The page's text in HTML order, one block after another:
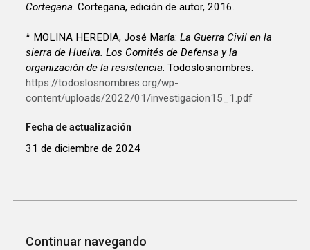
Cortegana. Cortegana, edición de autor, 2016.
* MOLINA HEREDIA, José María:La Guerra Civil en la
sierra de Huelva. Los Comités de Defensa y la
organización de la resistencia. Todoslosnombres.
https://todoslosnombres.org/wp-
content/uploads/2022/01/investigacion15_1.pdf
Fecha de actualización
31 de diciembre de 2024
Continuar navegando